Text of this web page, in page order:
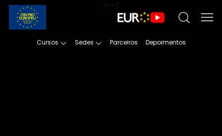
Cursos Sedes Parceiros Depoimentos
/* */